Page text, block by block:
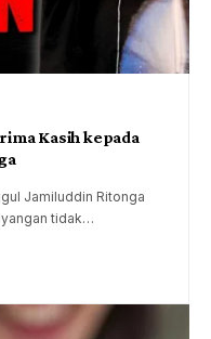
Kasih kepada
Jamiluddin Ritonga
tidak…